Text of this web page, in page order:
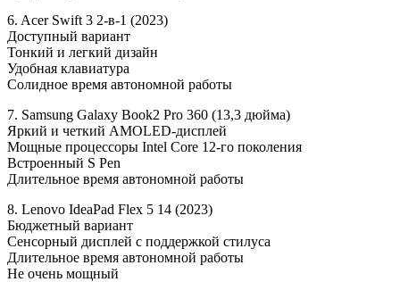
6. Acer Swift 3 2-в-1 (2023)
Доступный вариант
Тонкий и легкий дизайн
Удобная клавиатура
Солидное время автономной работы
7. Samsung Galaxy Book2 Pro 360 (13,3 дюйма)
Яркий и четкий AMOLED-дисплей
Мощные процессоры Intel Core 12-го поколения
Встроенный S Pen
Длительное время автономной работы
8. Lenovo IdeaPad Flex 5 14 (2023)
Бюджетный вариант
Сенсорный дисплей с поддержкой стилуса
Длительное время автономной работы
Не очень мощный